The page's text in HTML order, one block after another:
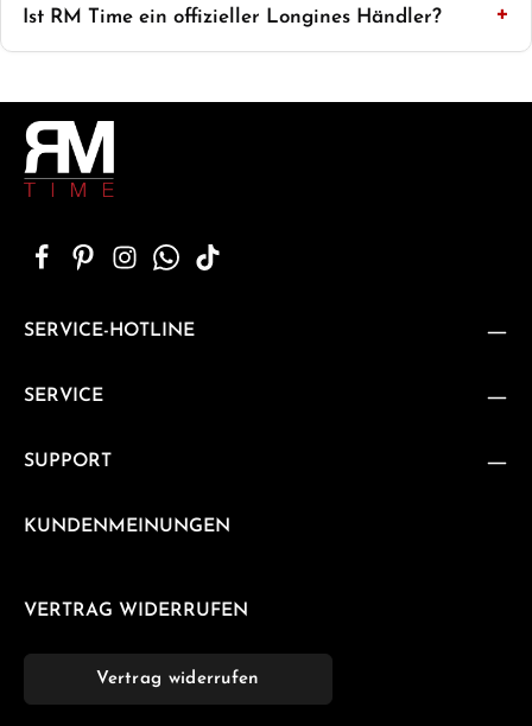
Ist RM Time ein offizieller Longines Händler?
SERVICE-HOTLINE
SERVICE
SUPPORT
KUNDENMEINUNGEN
VERTRAG WIDERRUFEN
Vertrag widerrufen